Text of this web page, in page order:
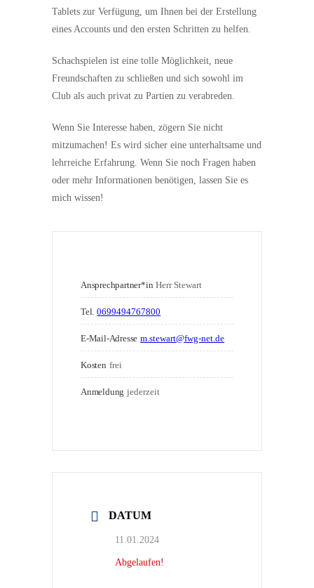
Tablets zur Verfügung, um Ihnen bei der Erstellung
eines Accounts und den ersten Schritten zu helfen.
Schachspielen ist eine tolle Möglichkeit, neue
Freundschaften zu schließen und sich sowohl im
Club als auch privat zu Partien zu verabreden.
Wenn Sie Interesse haben, zögern Sie nicht
mitzumachen! Es wird sicher eine unterhaltsame und
lehrreiche Erfahrung. Wenn Sie noch Fragen haben
oder mehr Informationen benötigen, lassen Sie es
mich wissen!
Ansprechpartner*in Herr Stewart
Tel. 0699494767800
E-Mail-Adresse m.stewart@fwg-net.de
Kosten frei
Anmeldung jederzeit
DATUM
11.01.2024
Abgelaufen!